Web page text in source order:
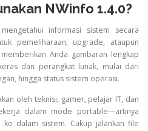
NWinfo 1.4.0?
informasi sistem secara
pemeliharaan, upgrade, ataupun
memberikan Anda gambaran lengkap
dan perangkat lunak, mulai dari
hingga status sistem operasi.
oleh teknisi, gamer, pelajar IT, dan
dalam mode portable—artinya
dalam sistem. Cukup jalankan file